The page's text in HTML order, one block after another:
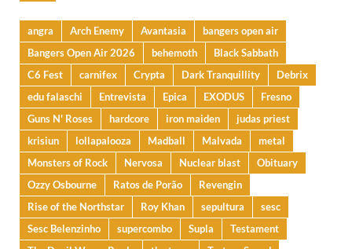
angra Arch Enemy Avantasia
bangers open air
Bangers Open Air 2026
behemoth
Black Sabbath
C6 Fest
carnifex Crypta Dark Tranquillity
Debrix
edu falaschi
Entrevista Epica EXODUS
Fresno
Guns N' Roses
hardcore iron maiden
judas priest
krisiun
lollapalooza Madball Malvada
metal
Monsters of Rock
Nervosa Nuclear blast
Obituary
Ozzy Osbourne
Ratos de Porão
Revengin
Rise of the Northstar
Roy Khan sepultura
sesc
Sesc Belenzinho
supercombo Supla
Testament